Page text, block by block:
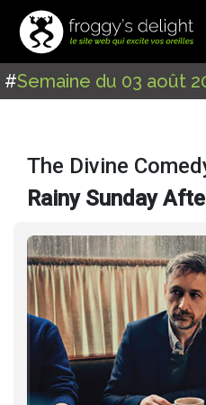
#Semaine du 03 août
The Divine
Rainy Sunday